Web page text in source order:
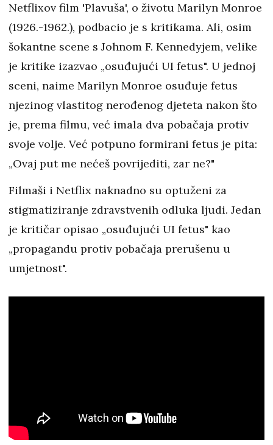
Netflixov film 'Plavuša', o životu Marilyn Monroe
(1926.-1962.), podbacio je s kritikama. Ali, osim
šokantne scene s Johnom F. Kennedyjem, velike
je kritike izazvao „osuđujući UI fetus". U jednoj
sceni, naime Marilyn Monroe osuđuje fetus
njezinog vlastitog nerođenog djeteta nakon što
je, prema filmu, već imala dva pobačaja protiv
svoje volje. Već potpuno formirani fetus je pita:
„Ovaj put me nećeš povrijediti, zar ne?"
Filmaši i Netflix naknadno su optuženi za
stigmatiziranje zdravstvenih odluka ljudi. Jedan
je kritičar opisao „osuđujući UI fetus" kao
„propagandu protiv pobačaja prerušenu u
umjetnost".